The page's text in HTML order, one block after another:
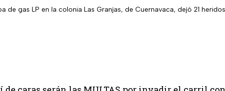
de gas LP en la colonia Las Granjas, de Cuernavaca, dejó 21